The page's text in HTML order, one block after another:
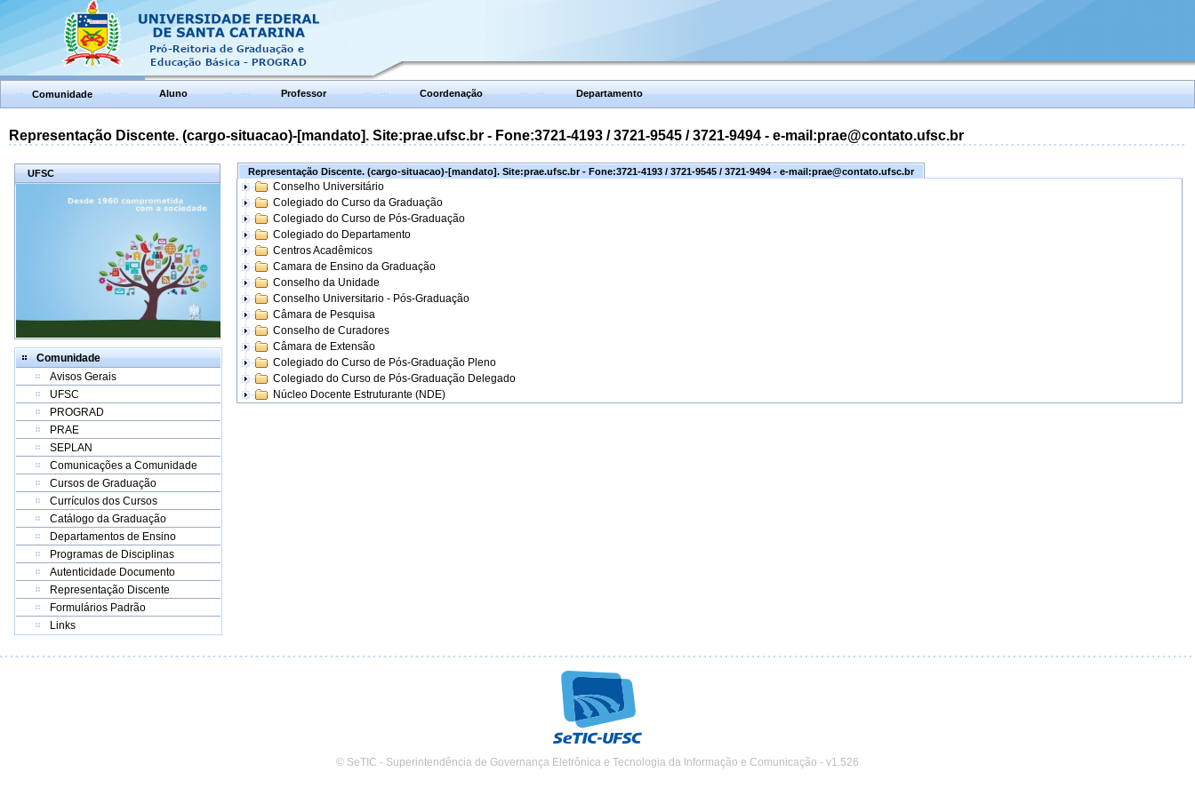
Comunidade Aluno Professor Coordenação Departamento
Representação Discente. (cargo-situacao)-[mandato]. Site:prae.ufsc.br - Fone:3721-4193 / 3721-9545 / 3721-9494 - e-mail:prae@contato.ufsc.br
UFSC
Comunidade
Avisos Gerais
UFSC
PROGRAD
PRAE
SEPLAN
Comunicações a Comunidade
Cursos de Graduação
Currículos dos Cursos
Catálogo da Graduação
Departamentos de Ensino
Programas de Disciplinas
Autenticidade Documento
Representação Discente
Formulários Padrão
Links
Representação Discente. (cargo-situacao)-[mandato]. Site:prae.ufsc.br - Fone:3721-4193 / 3721-9545 / 3721-9494 - e-mail:prae@contato.ufsc.br
Conselho Universitário
Colegiado do Curso da Graduação
Colegiado do Curso de Pós-Graduação
Colegiado do Departamento
Centros Acadêmicos
Camara de Ensino da Graduação
Conselho da Unidade
Conselho Universitario - Pós-Graduação
Câmara de Pesquisa
Conselho de Curadores
Câmara de Extensão
Colegiado do Curso de Pós-Graduação Pleno
Colegiado do Curso de Pós-Graduação Delegado
Núcleo Docente Estruturante (NDE)
© SeTIC - Superintendência de Governança Eletrônica e Tecnologia da Informação e Comunicação - v1.526